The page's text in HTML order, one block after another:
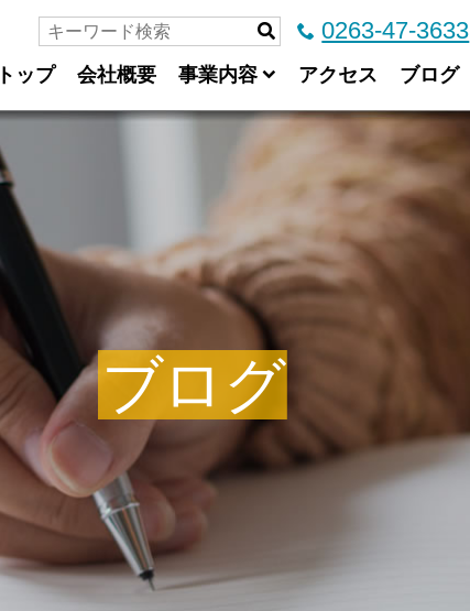
0263-47-3633
トップ 会社概要 事業内容 アクセス ブログ
ブログ